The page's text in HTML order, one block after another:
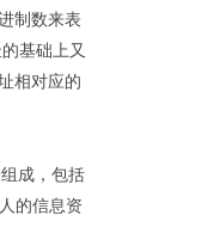
制数来表
基础上又
相对应的
成，包括
的信息资